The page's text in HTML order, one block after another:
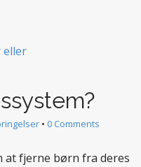
• 0 Comments
fjerne børn fra deres